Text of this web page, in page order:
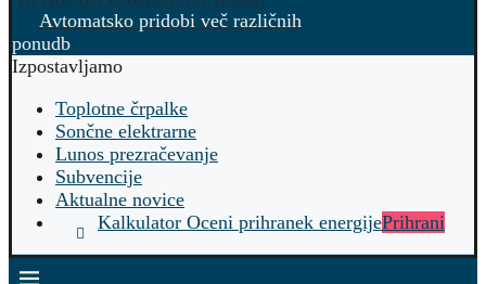
Avtomatsko pridobi več različnih
ponudb
Izpostavljamo
Toplotne črpalke
Sončne elektrarne
Lunos prezračevanje
Subvencije
Aktualne novice
Kalkulator Oceni prihranek energijePrihrani